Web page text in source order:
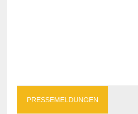
PRESSEMELDUNGEN